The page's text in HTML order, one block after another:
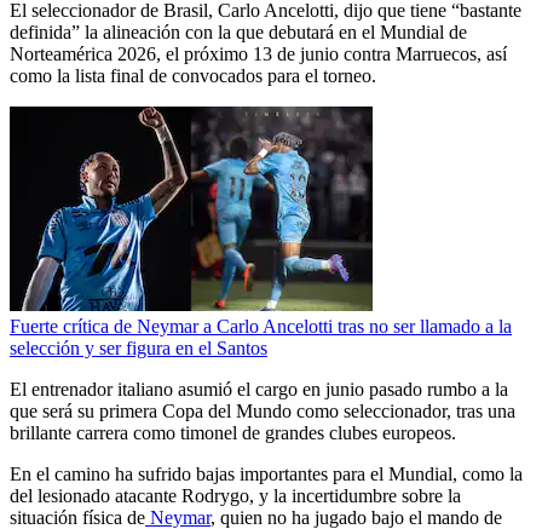
El seleccionador de Brasil, Carlo Ancelotti, dijo que tiene “bastante
definida” la alineación con la que debutará en el Mundial de
Norteamérica 2026, el próximo 13 de junio contra Marruecos, así
como la lista final de convocados para el torneo.
Fuerte crítica de Neymar a Carlo Ancelotti tras no ser llamado a la
selección y ser figura en el Santos
El entrenador italiano asumió el cargo en junio pasado rumbo a la
que será su primera Copa del Mundo como seleccionador, tras una
brillante carrera como timonel de grandes clubes europeos.
En el camino ha sufrido bajas importantes para el Mundial, como la
del lesionado atacante Rodrygo, y la incertidumbre sobre la
situación física de Neymar, quien no ha jugado bajo el mando de